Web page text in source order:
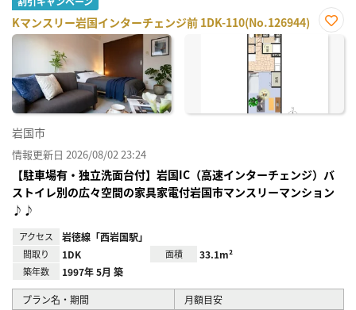
Kマンスリー岩国インターチェンジ前 1DK-110(No.126944)
お気
岩国市
情報更新日 2026/08/02 23:24
【駐車場有・独立洗面台付】岩国IC（高速インターチェンジ）バ
ストイレ別の広々空間の家具家電付岩国市マンスリーマンション
♪♪
アクセス 岩徳線「西岩国駅」
間取り 1DK 面積 33.1m²
築年数 1997年 5月 築
プラン名・期間 月額目安